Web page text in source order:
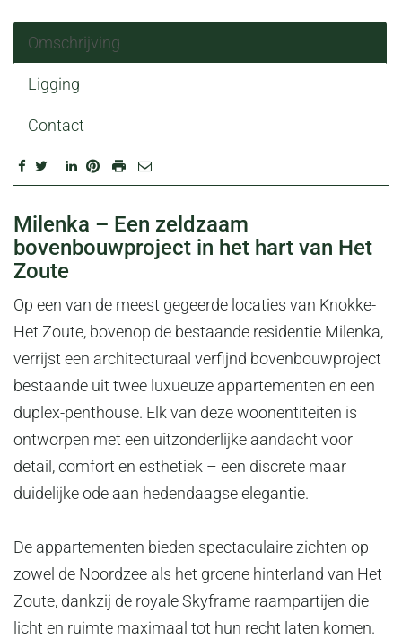
Omschrijving
Ligging
Contact
OMSCHRIJVING
Milenka – Een zeldzaam
bovenbouwproject in het hart van Het
Zoute
Op een van de meest gegeerde locaties van Knokke-
Het Zoute, bovenop de bestaande residentie Milenka,
verrijst een architecturaal verfijnd bovenbouwproject
bestaande uit twee luxueuze appartementen en een
duplex-penthouse. Elk van deze woonentiteiten is
ontworpen met een uitzonderlijke aandacht voor
detail, comfort en esthetiek – een discrete maar
duidelijke ode aan hedendaagse elegantie.
De appartementen bieden spectaculaire zichten op
zowel de Noordzee als het groene hinterland van Het
Zoute, dankzij de royale Skyframe raampartijen die
licht en ruimte maximaal tot hun recht laten komen.